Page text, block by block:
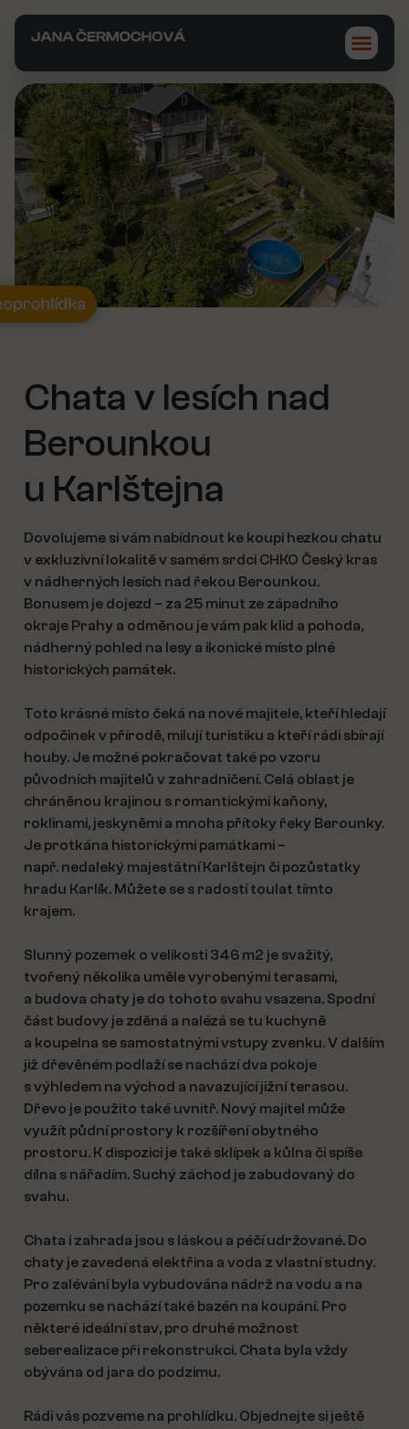
Chata v lesích nad
Berounkou
u Karlštejna
Dovolujeme si vám nabídnout ke koupi hezkou chatu
v exkluzivní lokalitě v samém srdci CHKO Český kras
v nádherných lesích nad řekou Berounkou.
Bonusem je dojezd – za 25 minut ze západního
okraje Prahy a odměnou je vám pak klid a pohoda,
nádherný pohled na lesy a ikonické místo plné
historických památek.
Toto krásné místo čeká na nové majitele, kteří hledají
odpočinek v přírodě, milují turistiku a kteří rádi sbírají
houby. Je možné pokračovat také po vzoru
původních majitelů v zahradničení. Celá oblast je
chráněnou krajinou s romantickými kaňony,
roklinami, jeskyněmi a mnoha přítoky řeky Berounky.
Je protkána historickými památkami –
např. nedaleký majestátní Karlštejn či pozůstatky
hradu Karlík. Můžete se s radostí toulat tímto
krajem.
Slunný pozemek o velikosti 346 m2 je svažitý,
tvořený několika uměle vyrobenými terasami,
a budova chaty je do tohoto svahu vsazena. Spodní
část budovy je zděná a nalézá se tu kuchyně
a koupelna se samostatnými vstupy zvenku. V dalším
již dřevěném podlaží se nachází dva pokoje
s výhledem na východ a navazující jižní terasou.
Dřevo je použito také uvnitř. Nový majitel může
využít půdní prostory k rozšíření obytného
prostoru. K dispozici je také sklípek a kůlna či spíše
dílna s nářadím. Suchý záchod je zabudovaný do
svahu.
Chata i zahrada jsou s láskou a péčí udržované. Do
chaty je zavedená elektřina a voda z vlastní studny.
Pro zalévání byla vybudována nádrž na vodu a na
pozemku se nachází také bazén na koupání. Pro
některé ideální stav, pro druhé možnost
seberealizace při rekonstrukci. Chata byla vždy
obývána od jara do podzimu.
Rádi vás pozveme na prohlídku. Objednejte si ještě